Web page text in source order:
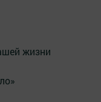
жизни